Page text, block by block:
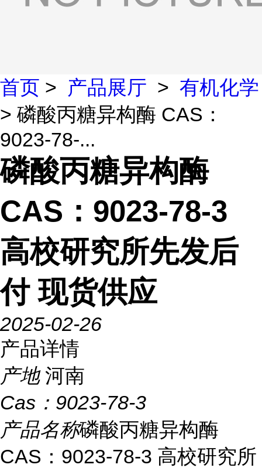
首页 > 产品展厅 > 有机化学
> 磷酸丙糖异构酶 CAS：
9023-78-...
磷酸丙糖异构酶
CAS：9023-78-3
高校研究所先发后
付 现货供应
2025-02-26
产品详情
产地 河南
Cas： 9023-78-3
产品名称磷酸丙糖异构酶
CAS：9023-78-3 高校研究所